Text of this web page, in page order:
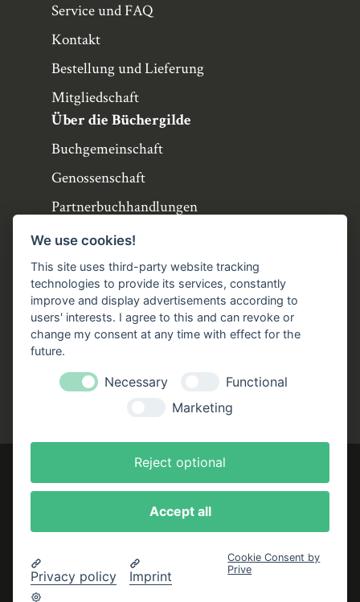
Service und FAQ
Kontakt
Bestellung und Lieferung
Mitgliedschaft
Über die Büchergilde
Buchgemeinschaft
Genossenschaft
Partnerbuchhandlungen
Büchergilde online
Stellenangebote
Folgen Sie uns!
FacebookInstagramYouTubeTikTok
Zustellung durch:
Impressum
Datenschutzerklärung
We use cookies!
This site uses third-party website tracking
technologies to provide its services, constantly
improve and display advertisements according to
users' interests. I agree to this and can revoke or
change my consent at any time with effect for the
future.
Necessary
Functional
Marketing
Reject optional
Accept all
Privacy policy Imprint
Cookie Consent by
Prive